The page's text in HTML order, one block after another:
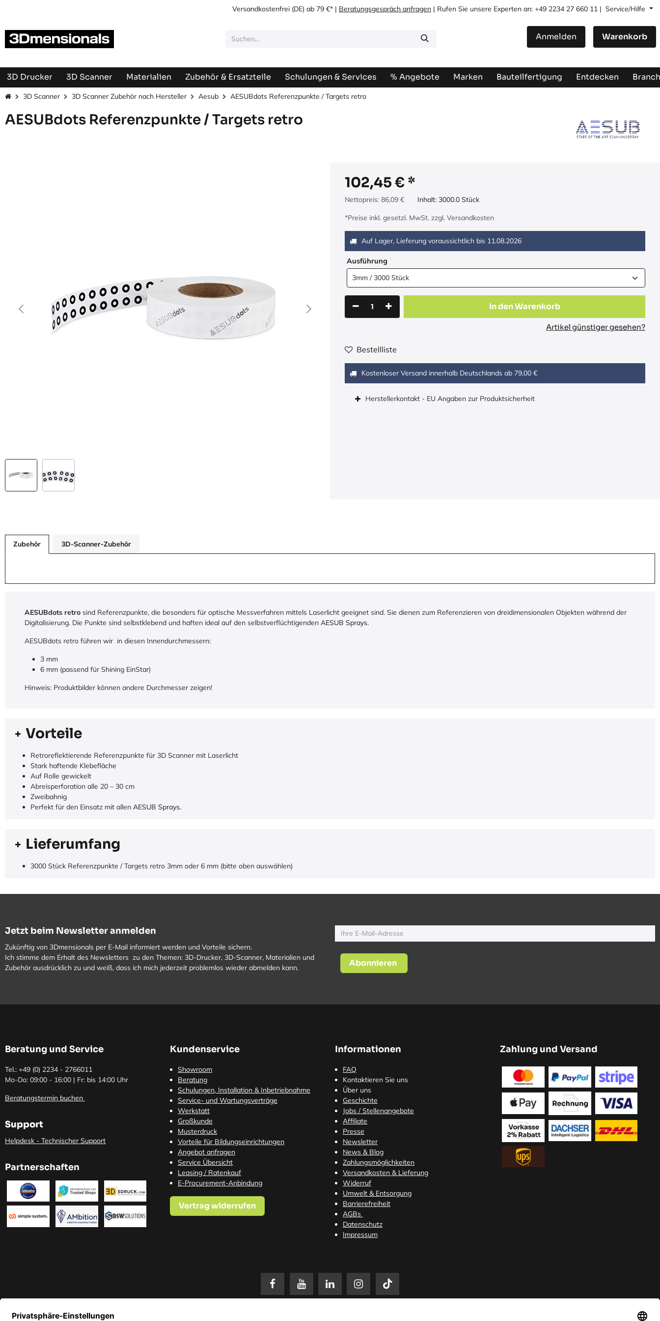
Versandkostenfrei (DE) ab 79 €* | Beratungsgespräch anfragen | Rufen Sie unsere Experten an: +49 2234 27 660 11 | Service/Hilfe
Anmelden Warenkorb
3D Drucker 3D Scanner Materialien Zubehör & Ersatzteile Schulungen & Services % Angebote Marken Bauteilfertigung Entdecken
3D Scanner 3D Scanner Zubehör nach Hersteller Aesub AESUBdots Referenzpunkte / Targets retro
AESUBdots Referenzpunkte / Targets retro
102,45 €
Nettopreis: 86,09 € Inhalt: 3000.0 Stück
*Preise inkl. gesetzl. MwSt. zzgl. Versandkosten
Auf Lager, Lieferung voraussichtlich bis 11.08.2026
Ausführung
In den Warenkorb
Artikel günstiger gesehen?
Bestellliste
Kostenloser Versand innerhalb Deutschlands ab 79,00 €
Herstellerkontakt - EU Angaben zur Produktsicherheit
Zubehör 3D-Scanner-Zubehör
AESUBdots retro sind Referenzpunkte, die besonders für optische Messverfahren mittels Laserlicht geeignet sind. Sie dienen zum Referenzieren von dreidimensionalen Objekten während der
Digitalisierung. Die Punkte sind selbstklebend und haften ideal auf den selbstverflüchtigenden AESUB Sprays.
AESUBdots retro führen wir in diesen Innendurchmessern:
3 mm
6 mm (passend für Shining EinStar)
Hinweis: Produktbilder können andere Durchmesser zeigen!
Vorteile
Retroreflektierende Referenzpunkte für 3D Scanner mit Laserlicht
Stark haftende Klebefläche
Auf Rolle gewickelt
Abreisperforation alle 20 – 30 cm
Zweibahnig
Perfekt für den Einsatz mit allen AESUB Sprays.
Lieferumfang
3000 Stück Referenzpunkte / Targets retro 3mm oder 6 mm (bitte oben auswählen)
Jetzt beim Newsletter anmelden
Zukünftig von 3Dmensionals per E-Mail informiert werden und Vorteile sichern.
Ich stimme dem Erhalt des Newsletters zu den Themen: 3D-Drucker, 3D-Scanner, Materialien und
Zubehör ausdrücklich zu und weiß, dass ich mich jederzeit problemlos wieder abmelden kann.
Abonnieren
Beratung und Service
Tel.: +49 (0) 2234 - 2766011
Mo-Do: 09:00 - 16:00 | Fr: bis 14:00 Uhr
Beratungstermin buchen
Support
Helpdesk - Technischer Support
Partnerschaften
Kundenservice
Showroom
Beratung
Schulungen, Installation & Inbetriebnahme
Service- und Wartungsverträge
Werkstatt
Großkunde
Musterdruck
Vorteile für Bildungseinrichtungen
Angebot anfragen
Service Übersicht
Leasing / Ratenkauf
E-Procurement-Anbindung
Vertrag widerrufen
Informationen
FAQ
Kontaktieren Sie uns
Über uns
Geschichte
Jobs / Stellenangebote
Affiliate
Presse
Newsletter
News & Blog
Zahlungsmöglichkeiten
Versandkosten & Lieferung
Widerruf
Umwelt & Entsorgung
Barrierefreiheit
AGBs
Datenschutz
Impressum
Zahlung und Versand